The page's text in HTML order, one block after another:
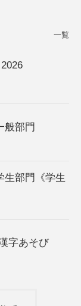
一覧
般部門
生部門《学生
字あそび